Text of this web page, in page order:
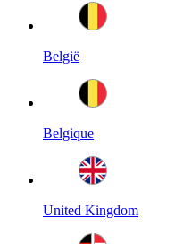
België
Belgique
United Kingdom